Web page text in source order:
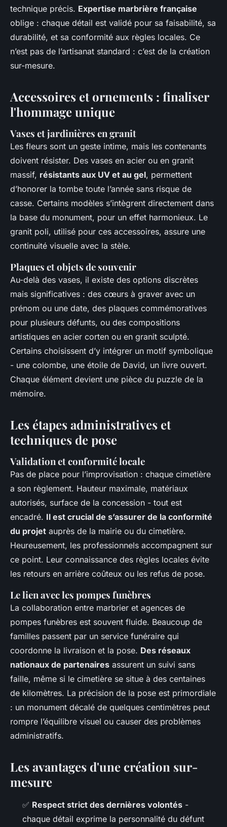
technique précis. Expertise marbrière française
oblige : chaque détail est validé pour sa faisabilité, sa
durabilité, et sa conformité aux règles locales. Ce
n’est pas de l’artisanat standard : c’est de la création
sur-mesure.
Accessoires et ornements : finaliser
l'hommage unique
Vases et jardinières en granit
Les fleurs sont un geste intime, mais les contenants
doivent résister. Des vases en acier ou en granit
massif, résistants aux UV et au gel, permettent
d’honorer la tombe toute l’année sans risque de
casse. Certains modèles s’intègrent directement dans
la base du monument, pour un effet harmonieux. Le
granit poli, utilisé pour ces accessoires, assure une
continuité visuelle avec la stèle.
Plaques et objets de souvenir
Au-delà des vases, il existe des options discrètes
mais significatives : des cœurs à graver avec un
prénom ou une date, des plaques commémoratives
pour plusieurs défunts, ou des compositions
artistiques en acier corten ou en granit sculpté.
Certains choisissent d’y intégrer un motif symbolique
- une colombe, une étoile de David, un livre ouvert.
Chaque élément devient une pièce du puzzle de la
mémoire.
Les étapes administratives et
techniques de pose
Validation et conformité locale
Pas de place pour l’improvisation : chaque cimetière
a son règlement. Hauteur maximale, matériaux
autorisés, surface de la concession - tout est
encadré. Il est crucial de s’assurer de la conformité
du projet auprès de la mairie ou du cimetière.
Heureusement, les professionnels accompagnent sur
ce point. Leur connaissance des règles locales évite
les retours en arrière coûteux ou les refus de pose.
Le lien avec les pompes funèbres
La collaboration entre marbrier et agences de
pompes funèbres est souvent fluide. Beaucoup de
familles passent par un service funéraire qui
coordonne la livraison et la pose. Des réseaux
nationaux de partenaires assurent un suivi sans
faille, même si le cimetière se situe à des centaines
de kilomètres. La précision de la pose est primordiale
: un monument décalé de quelques centimètres peut
rompre l’équilibre visuel ou causer des problèmes
administratifs.
Les avantages d'une création sur-
mesure
✅ Respect strict des dernières volontés -
chaque détail exprime la personnalité du défunt